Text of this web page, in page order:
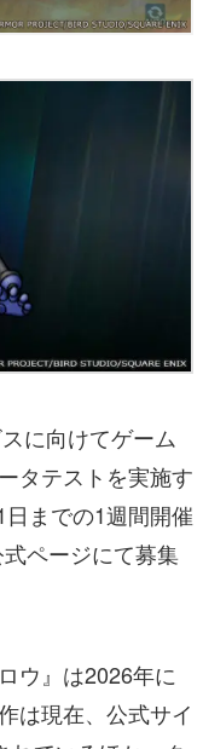
に向けてゲーム
タテストを実施す
までの1週間開催
ページにて募集
ウ』は2026年に
は現在、公式サイ